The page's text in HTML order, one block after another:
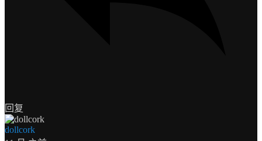
回复
dollcork